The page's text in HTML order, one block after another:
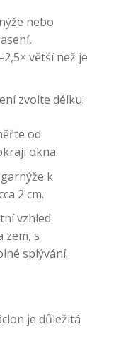
nebo
větší než je
zvolte délku:
od
okna.
k
2 cm.
vzhled
zem, s
splývání.
je důležitá